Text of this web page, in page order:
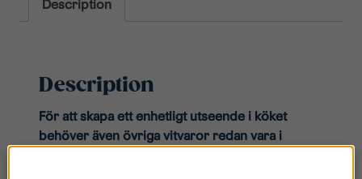
Description
Description
För att skapa ett enhetligt utseende i köket
behöver även övriga vitvaror redan vara i